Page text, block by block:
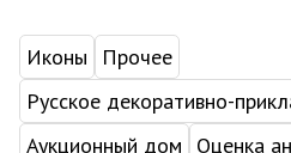
Иконы
Прочее
Русское декоративно-
Аукционный дом
Оценка